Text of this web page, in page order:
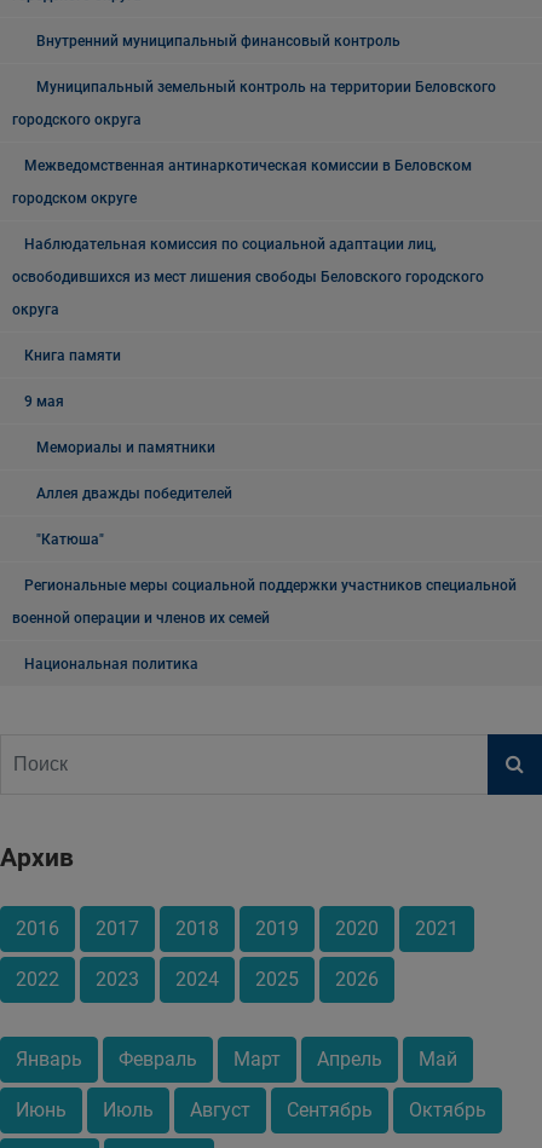
Внутренний муниципальный финансовый контроль
Муниципальный земельный контроль на территории Беловского
городского округа
Межведомственная антинаркотическая комиссии в Беловском
городском округе
Наблюдательная комиссия по социальной адаптации лиц,
освободившихся из мест лишения свободы Беловского городского
округа
Книга памяти
9 мая
Мемориалы и памятники
Аллея дважды победителей
"Катюша"
Региональные меры социальной поддержки участников специальной
военной операции и членов их семей
Национальная политика
Архив
2016 2017 2018 2019 2020 2021
2022 2023 2024 2025 2026
Январь Февраль Март Апрель Май
Июнь Июль Август Сентябрь Октябрь